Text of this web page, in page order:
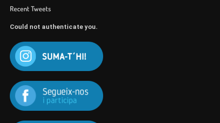
Recent Tweets
Could not authenticate you.